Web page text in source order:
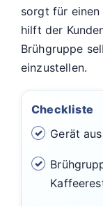
sorgt für einen
hilft der
Brühgruppe
einzustellen.
Checkliste
Gerät